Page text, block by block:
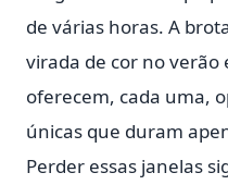
de várias horas. A
virada de cor no
oferecem, cada uma,
únicas que duram
Perder essas janelas